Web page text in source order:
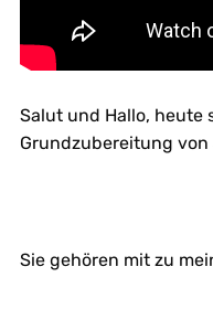
Salut und Hallo, heute
Grundzubereitung
Sie gehören mit zu